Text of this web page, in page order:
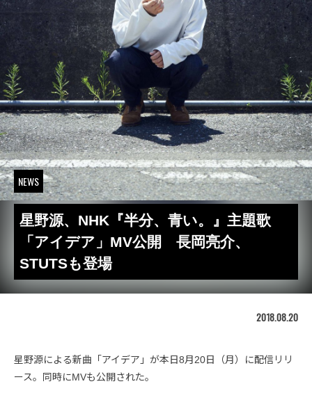
NEWS
星野源、NHK『半分、青い。』主題歌
「アイデア」MV公開 長岡亮介、
STUTSも登場
2018.08.20
星野源による新曲「アイデア」が本日8月20日（月）に配信リリ
ース。同時にMVも公開された。